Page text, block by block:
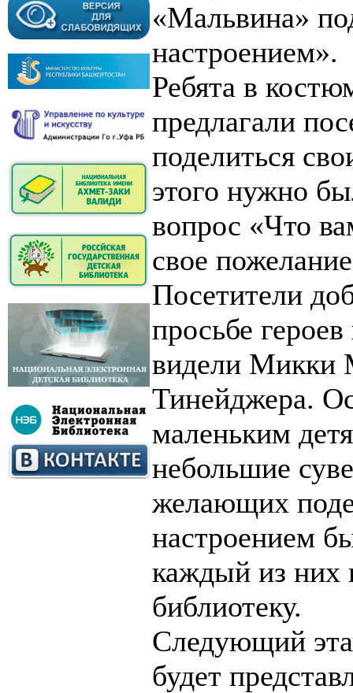
«Мальвина»
настроением».
Ребята в
предлагали
поделиться
этого нужно
вопрос «Что
свое
Посетители
просьбе
видели Микки
Тинейджера.
маленьким
небольшие
желающих
настроением
каждый из них
библиотеку.
Следующий
будет